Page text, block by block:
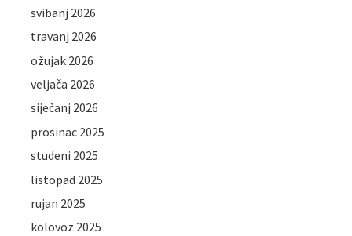
svibanj 2026
travanj 2026
ožujak 2026
veljača 2026
siječanj 2026
prosinac 2025
studeni 2025
listopad 2025
rujan 2025
kolovoz 2025